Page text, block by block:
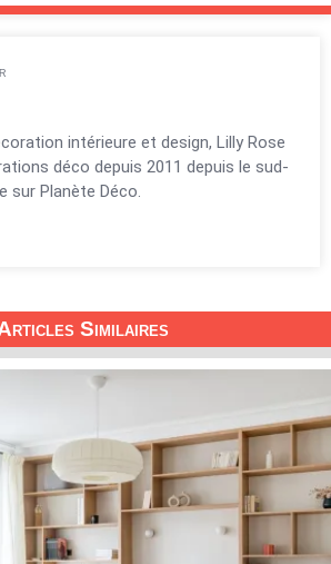
intérieure et design, Lilly Rose
déco depuis 2011 depuis le sud-
sur Planète Déco.
Similaires